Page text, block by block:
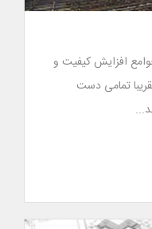
افزایش کیفیت و
تمامی دست‌